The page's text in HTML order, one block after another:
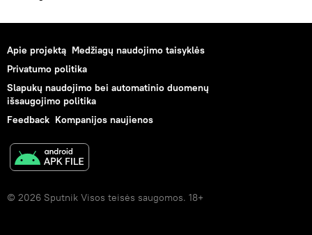
Apie projektą Medžiagų naudojimo taisyklės
Privatumo politika
Slapukų naudojimo bei automatinio duomenų
išsaugojimo politika
Feedback Kompanijos naujienos
© 2026 Sputnik Visos teisės saugomos. 18+